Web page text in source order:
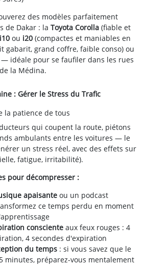
des modèles parfaitement
de Dakar : la Toyota Corolla (fiable et
ou i20 (compactes et maniables en
gabarit, grand coffre, faible conso) ou
idéale pour se faufiler dans les rues
la Médina.
: Gérer le Stress du Trafic
la patience de tous
qui coupent la route, piétons
ambulants entre les voitures — le
un stress réel, avec des effets sur
fatigue, irritabilité).
pour décompresser :
apaisante ou un podcast
ce temps perdu en moment
consciente aux feux rouges : 4
4 secondes d'expiration
du temps : si vous savez que le
minutes, préparez-vous mentalement